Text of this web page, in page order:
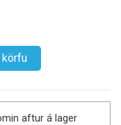
aftur á lager